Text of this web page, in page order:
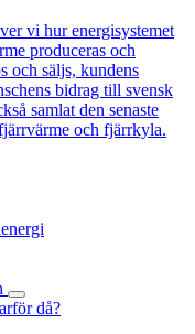
vi hur energisystemet
produceras och
och säljs, kundens
bidrag till svensk
samlat den senaste
och fjärrkyla.
då?